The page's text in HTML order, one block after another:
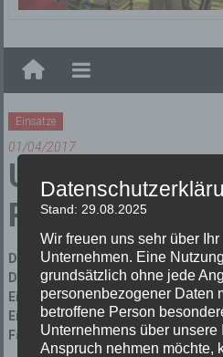
Einsätze
01/04/2017
Unterstützung
Rettungsdienst
Datum:01/04/2017 um 16:26 Uhr
Dauer:34 Minuten
Einsatzart:Unterstützung
Einsatzort:Elzach
Fahrzeuge: Florian Elzach 1/10,
Stand: 29.08.2025
Wir freuen uns sehr über
Unternehmen. Eine
grundsätzlich ohne jede
personenbezogener Daten
betroffene Person
Unternehmens über unsere
Anspruch nehmen möchte,